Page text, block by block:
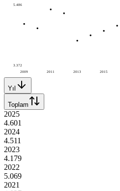
2009 2011 2013 2015
5.486
3.372
Yıl
Toplam
2025
4.601
2024
4.511
2023
4.179
2022
5.069
2021